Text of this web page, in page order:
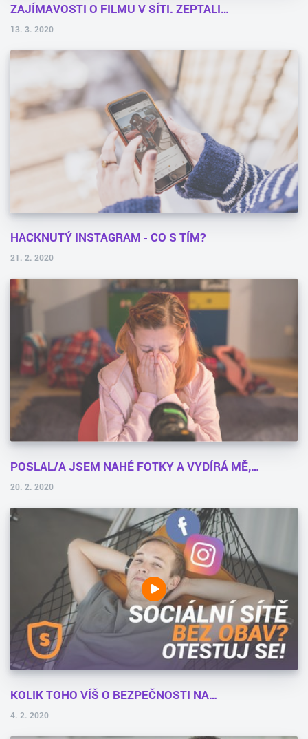
ZAJÍMAVOSTI O FILMU V SÍTI. ZEPTALI…
13. 3. 2020
HACKNUTÝ INSTAGRAM ‑ CO S TÍM?
21. 2. 2020
POSLAL/A JSEM NAHÉ FOTKY A VYDÍRÁ MĚ,…
20. 2. 2020
KOLIK TOHO VÍŠ O BEZPEČNOSTI NA…
4. 2. 2020